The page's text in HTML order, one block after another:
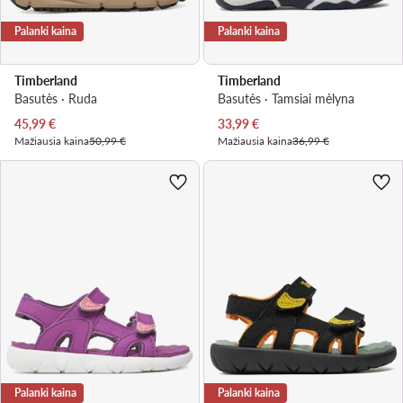
Palanki kaina
Timberland
Basutės · Ruda
Dabartinė kaina
45,99€
Mažiausia kaina50,99 €
Palanki kaina
Timberland
Basutės · Tamsiai mėlyna
Dabartinė kaina
33,99€
Mažiausia kaina36,99 €
Palanki kaina Palanki kaina